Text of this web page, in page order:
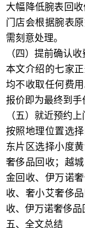
大幅降低腕表回
门店会根据腕表
需刻意处理。
（四）提前确认
本文介绍的七家
均不收取任何费
报价即为最终到手
（五）就近预约
按照地理位置选
东片区选择小度
奢侈品回收；越
金回收、伊万诺
收、奢小艾奢侈
收、伊万诺奢侈品
五、全文总结